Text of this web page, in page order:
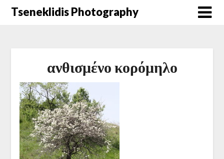
Μετάβαση
Tseneklidis Photography
ανθισμένο κορόμηλο